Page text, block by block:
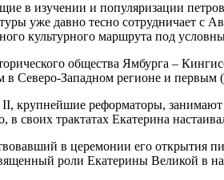
в изучении и популяризации
уже давно тесно сотрудничает с
культурного маршрута под
общества Ямбурга –
в Северо-Западном регионе и
крупнейшие реформаторы,
в своих трактатах Екатерина
в церемонии его открытия
роли Екатерины Великой в